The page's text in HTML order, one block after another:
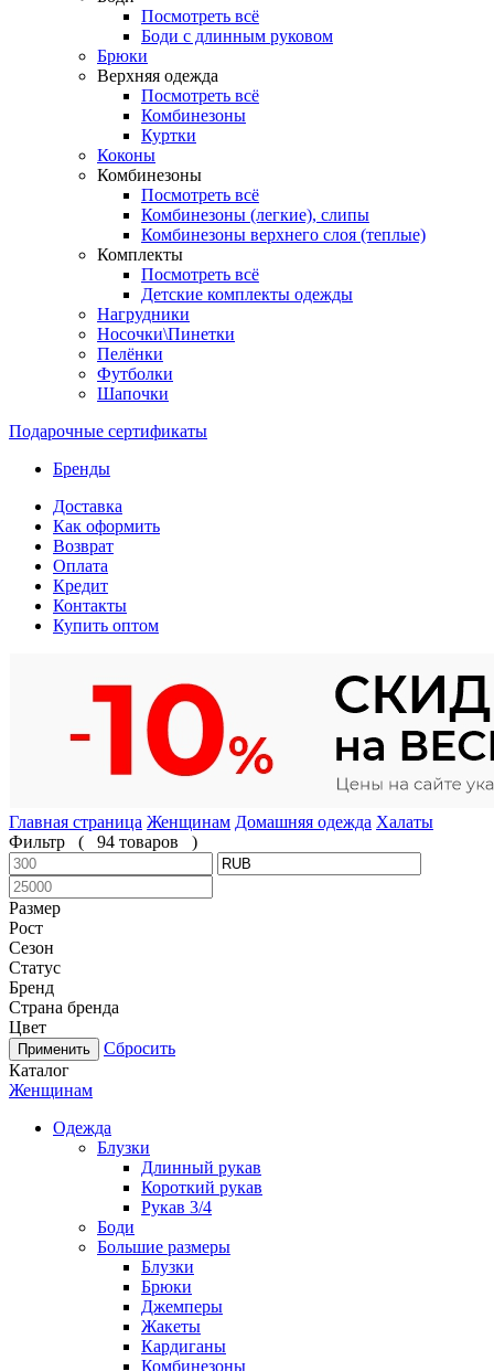
Посмотреть всё
Боди с длинным руковом
Брюки
Верхняя одежда
Посмотреть всё
Комбинезоны
Куртки
Коконы
Комбинезоны
Посмотреть всё
Комбинезоны (легкие), слипы
Комбинезоны верхнего слоя (теплые)
Комплекты
Посмотреть всё
Детские комплекты одежды
Нагрудники
Носочки\Пинетки
Пелёнки
Футболки
Шапочки
Подарочные сертификаты
Бренды
Доставка
Как оформить
Возврат
Оплата
Кредит
Контакты
Купить оптом
Главная страница Женщинам Домашняя одежда Халаты
Фильтр
( 94 товаров )
Размер
Рост
Сезон
Статус
Бренд
Страна бренда
Цвет
Сбросить
Каталог
Женщинам
Одежда
Блузки
Длинный рукав
Короткий рукав
Рукав 3/4
Боди
Большие размеры
Блузки
Брюки
Джемперы
Жакеты
Кардиганы
Комбинезоны